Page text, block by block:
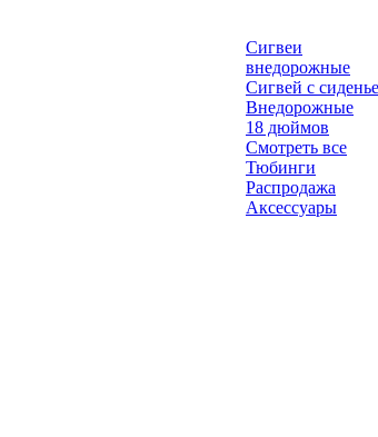
Сигвеи
внедорожные
Сигвей с
Внедорожные
18 дюймов
Смотреть все
Тюбинги
Распродажа
Аксессуары